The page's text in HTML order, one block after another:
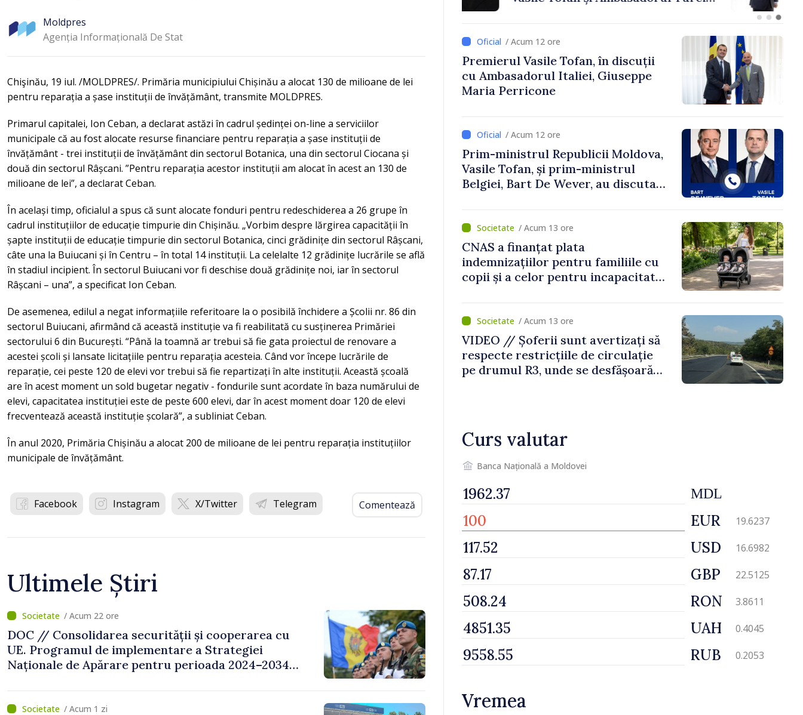
Moldpres
Agenția Informațională De Stat
Chişinău, 19 iul. /MOLDPRES/. Primăria municipiului Chișinău a alocat 130 de milioane de lei
pentru reparația a șase instituții de învățământ, transmite MOLDPRES.
Primarul capitalei, Ion Ceban, a declarat astăzi în cadrul ședinței on-line a serviciilor
municipale că au fost alocate resurse financiare pentru reparația a șase instituții de
învățământ - trei instituții de învățământ din sectorul Botanica, una din sectorul Ciocana și
două din sectorul Râșcani. ”Pentru reparația acestor instituții am alocat în acest an 130 de
milioane de lei”, a declarat Ceban.
În același timp, oficialul a spus că sunt alocate fonduri pentru redeschiderea a 26 grupe în
cadrul instituțiilor de educație timpurie din Chișinău. „Vorbim despre lărgirea capacității în
șapte instituții de educație timpurie din sectorul Botanica, cinci grădinițe din sectorul Râșcani,
câte una la Buiucani și în Centru – în total 14 instituții. La celelalte 12 grădinițe lucrările se află
în stadiul incipient. În sectorul Buiucani vor fi deschise două grădinițe noi, iar în sectorul
Râșcani – una”, a specificat Ion Ceban.
De asemenea, edilul a negat informațiile referitoare la o posibilă închidere a Școlii nr. 86 din
sectorul Buiucani, afirmând că această instituție va fi reabilitată cu susținerea Primăriei
sectorului 6 din București. “Până la toamnă ar trebui să fie gata proiectul de renovare a
acestei școli și lansate licitațiile pentru reparația acesteia. Când vor începe lucrările de
reparație, cei peste 120 de elevi vor trebui să fie repartizați în alte instituții. Această școală
are în acest moment un sold bugetar negativ - fondurile sunt acordate în baza numărului de
elevi, capacitatea instituției este de peste 600 elevi, dar în acest moment doar 120 de elevi
frecventează această instituție școlară”, a subliniat Ceban.
În anul 2020, Primăria Chișinău a alocat 200 de milioane de lei pentru reparația instituțiilor
municipale de învățământ.
Facebook Instagram X/Twitter Telegram Comentează
Ultimele Știri
/ Acum 22 ore
DOC // Consolidarea securității și cooperarea cu
UE. Programul de implementare a Strategiei
Naționale de Apărare pentru perioada 2024–2034,
/ Acum 1 zi
Uygar Mustafa Sertel
/ Acum 12 ore
Premierul Vasile Tofan, în discuții
cu Ambasadorul Italiei, Giuseppe
Maria Perricone
/ Acum 12 ore
Prim-ministrul Republicii Moldova,
Vasile Tofan, și prim-ministrul
Belgiei, Bart De Wever, au discutat
/ Acum 13 ore
CNAS a finanțat plata
indemnizațiilor pentru familiile cu
copii și a celor pentru incapacitate
/ Acum 13 ore
VIDEO // Șoferii sunt avertizați să
respecte restricțiile de circulație
pe drumul R3, unde se desfășoară
Curs valutar
Banca Națională a Moldovei
MDL
EUR 19.6237
USD 16.6982
GBP 22.5125
RON 3.8611
UAH 0.4045
RUB 0.2053
Vremea